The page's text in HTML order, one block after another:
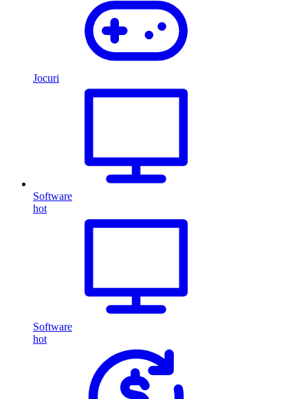
Jocuri
Software
hot
Software
hot